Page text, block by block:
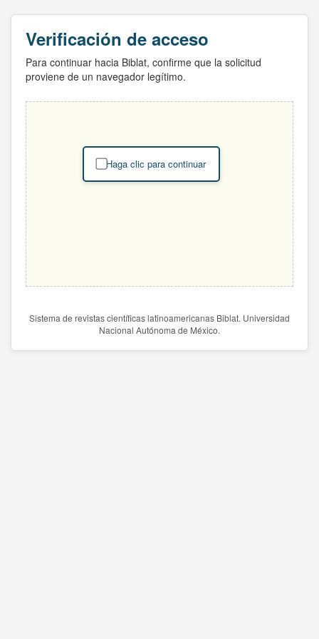
Verificación de acceso
Para continuar hacia Biblat, confirme que la solicitud
proviene de un navegador legítimo.
Haga clic para continuar
Sistema de revistas científicas latinoamericanas Biblat. Universidad
Nacional Autónoma de México.